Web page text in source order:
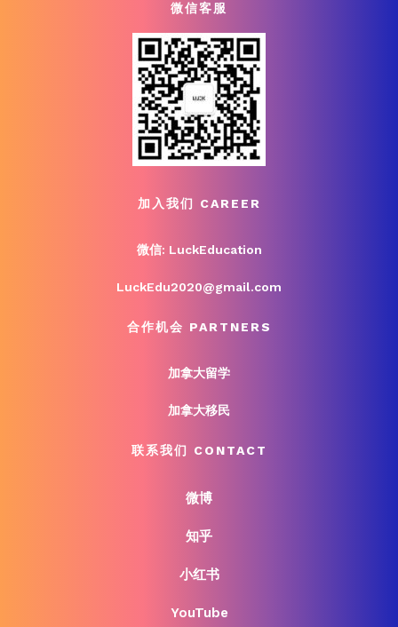
微信客服
加入我们 CAREER
微信: LuckEducation
LuckEdu2020@gmail.com
合作机会 PARTNERS
加拿大留学
加拿大移民
联系我们 CONTACT
微博
知乎
小红书
YouTube